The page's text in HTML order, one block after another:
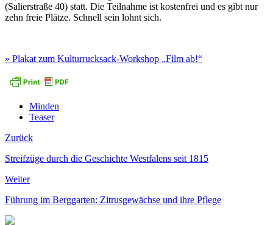
(Salierstraße 40) statt. Die Teilnahme ist kostenfrei und es gibt nur
zehn freie Plätze. Schnell sein lohnt sich.
» Plakat zum Kulturrucksack-Workshop „Film ab!“
Minden
Teaser
Zurück
Streifzüge durch die Geschichte Westfalens seit 1815
Weiter
Führung im Berggarten: Zitrusgewächse und ihre Pflege